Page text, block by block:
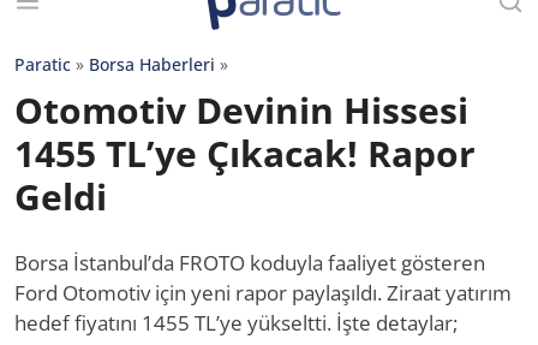
Paratic » Borsa Haberleri »
Otomotiv Devinin Hissesi
1455 TL’ye Çıkacak! Rapor
Geldi
Borsa İstanbul’da FROTO koduyla faaliyet gösteren
Ford Otomotiv için yeni rapor paylaşıldı. Ziraat yatırım
hedef fiyatını 1455 TL’ye yükseltti. İşte detaylar;